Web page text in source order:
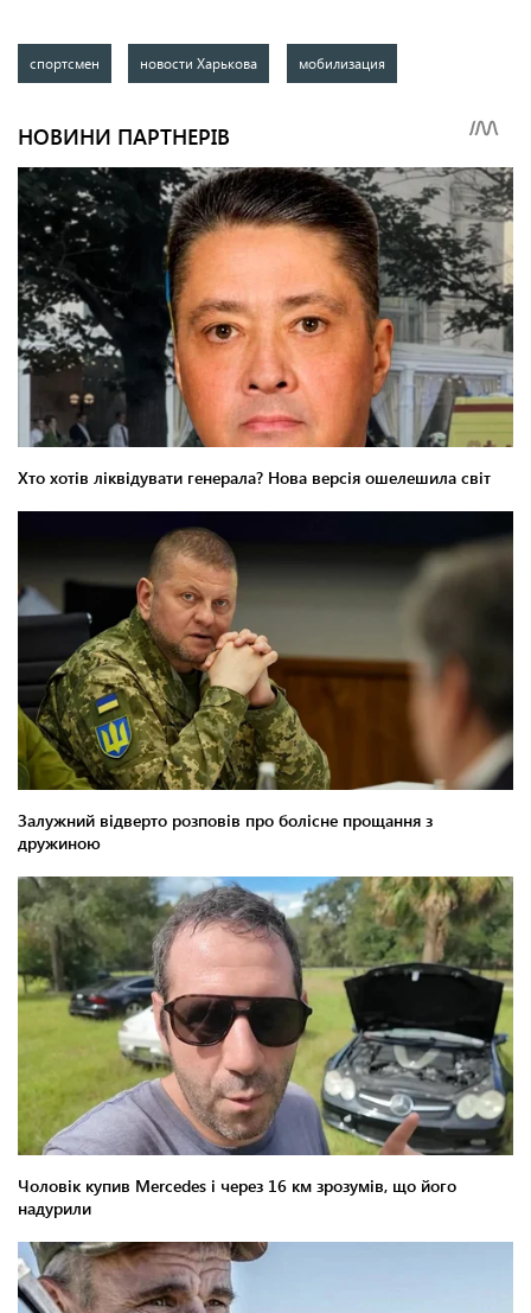
спортсмен новости Харькова мобилизация